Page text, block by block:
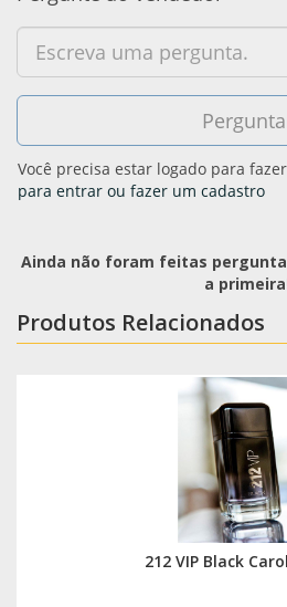
Você precisa estar logado para
para entrar ou fazer um cadastro
Ainda não foram feitas
a
Produtos Relacionados
212 VIP Black